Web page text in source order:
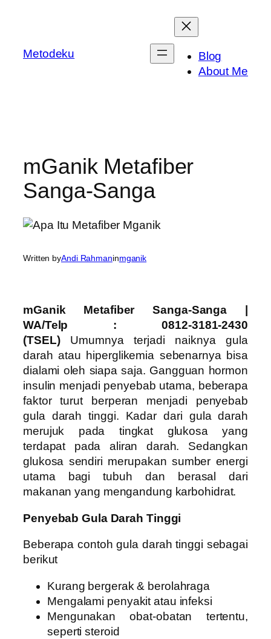
Metodeku
Blog
About Me
mGanik Metafiber
Sanga-Sanga
Written byAndi Rahmaninmganik
mGanik Metafiber Sanga-Sanga |
WA/Telp : 0812-3181-2430
(TSEL) Umumnya terjadi naiknya gula
darah atau hiperglikemia sebenarnya bisa
dialami oleh siapa saja. Gangguan hormon
insulin menjadi penyebab utama, beberapa
faktor turut berperan menjadi penyebab
gula darah tinggi. Kadar dari gula darah
merujuk pada tingkat glukosa yang
terdapat pada aliran darah. Sedangkan
glukosa sendiri merupakan sumber energi
utama bagi tubuh dan berasal dari
makanan yang mengandung karbohidrat.
Penyebab Gula Darah Tinggi
Beberapa contoh gula darah tinggi sebagai
berikut
Kurang bergerak & berolahraga
Mengalami penyakit atau infeksi
Mengunakan obat-obatan tertentu,
seperti steroid